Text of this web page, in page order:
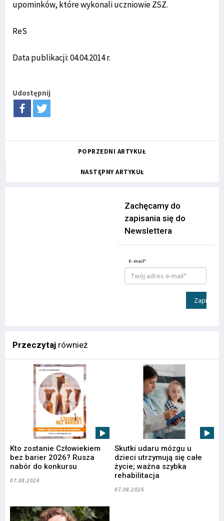
upominków, które wykonali uczniowie ZSZ.
ReS
Data publikacji: 04.04.2014 r.
Udostępnij
POPRZEDNI ARTYKUŁ
NASTĘPNY ARTYKUŁ
Zachęcamy do
zapisania się do
Newslettera
E-mail*
Zapisz
Przeczytaj również
Kto zostanie Człowiekiem
bez barier 2026? Rusza
nabór do konkursu
07.08.2026
Skutki udaru mózgu u
dzieci utrzymują się całe
życie; ważna szybka
rehabilitacja
07.08.2026